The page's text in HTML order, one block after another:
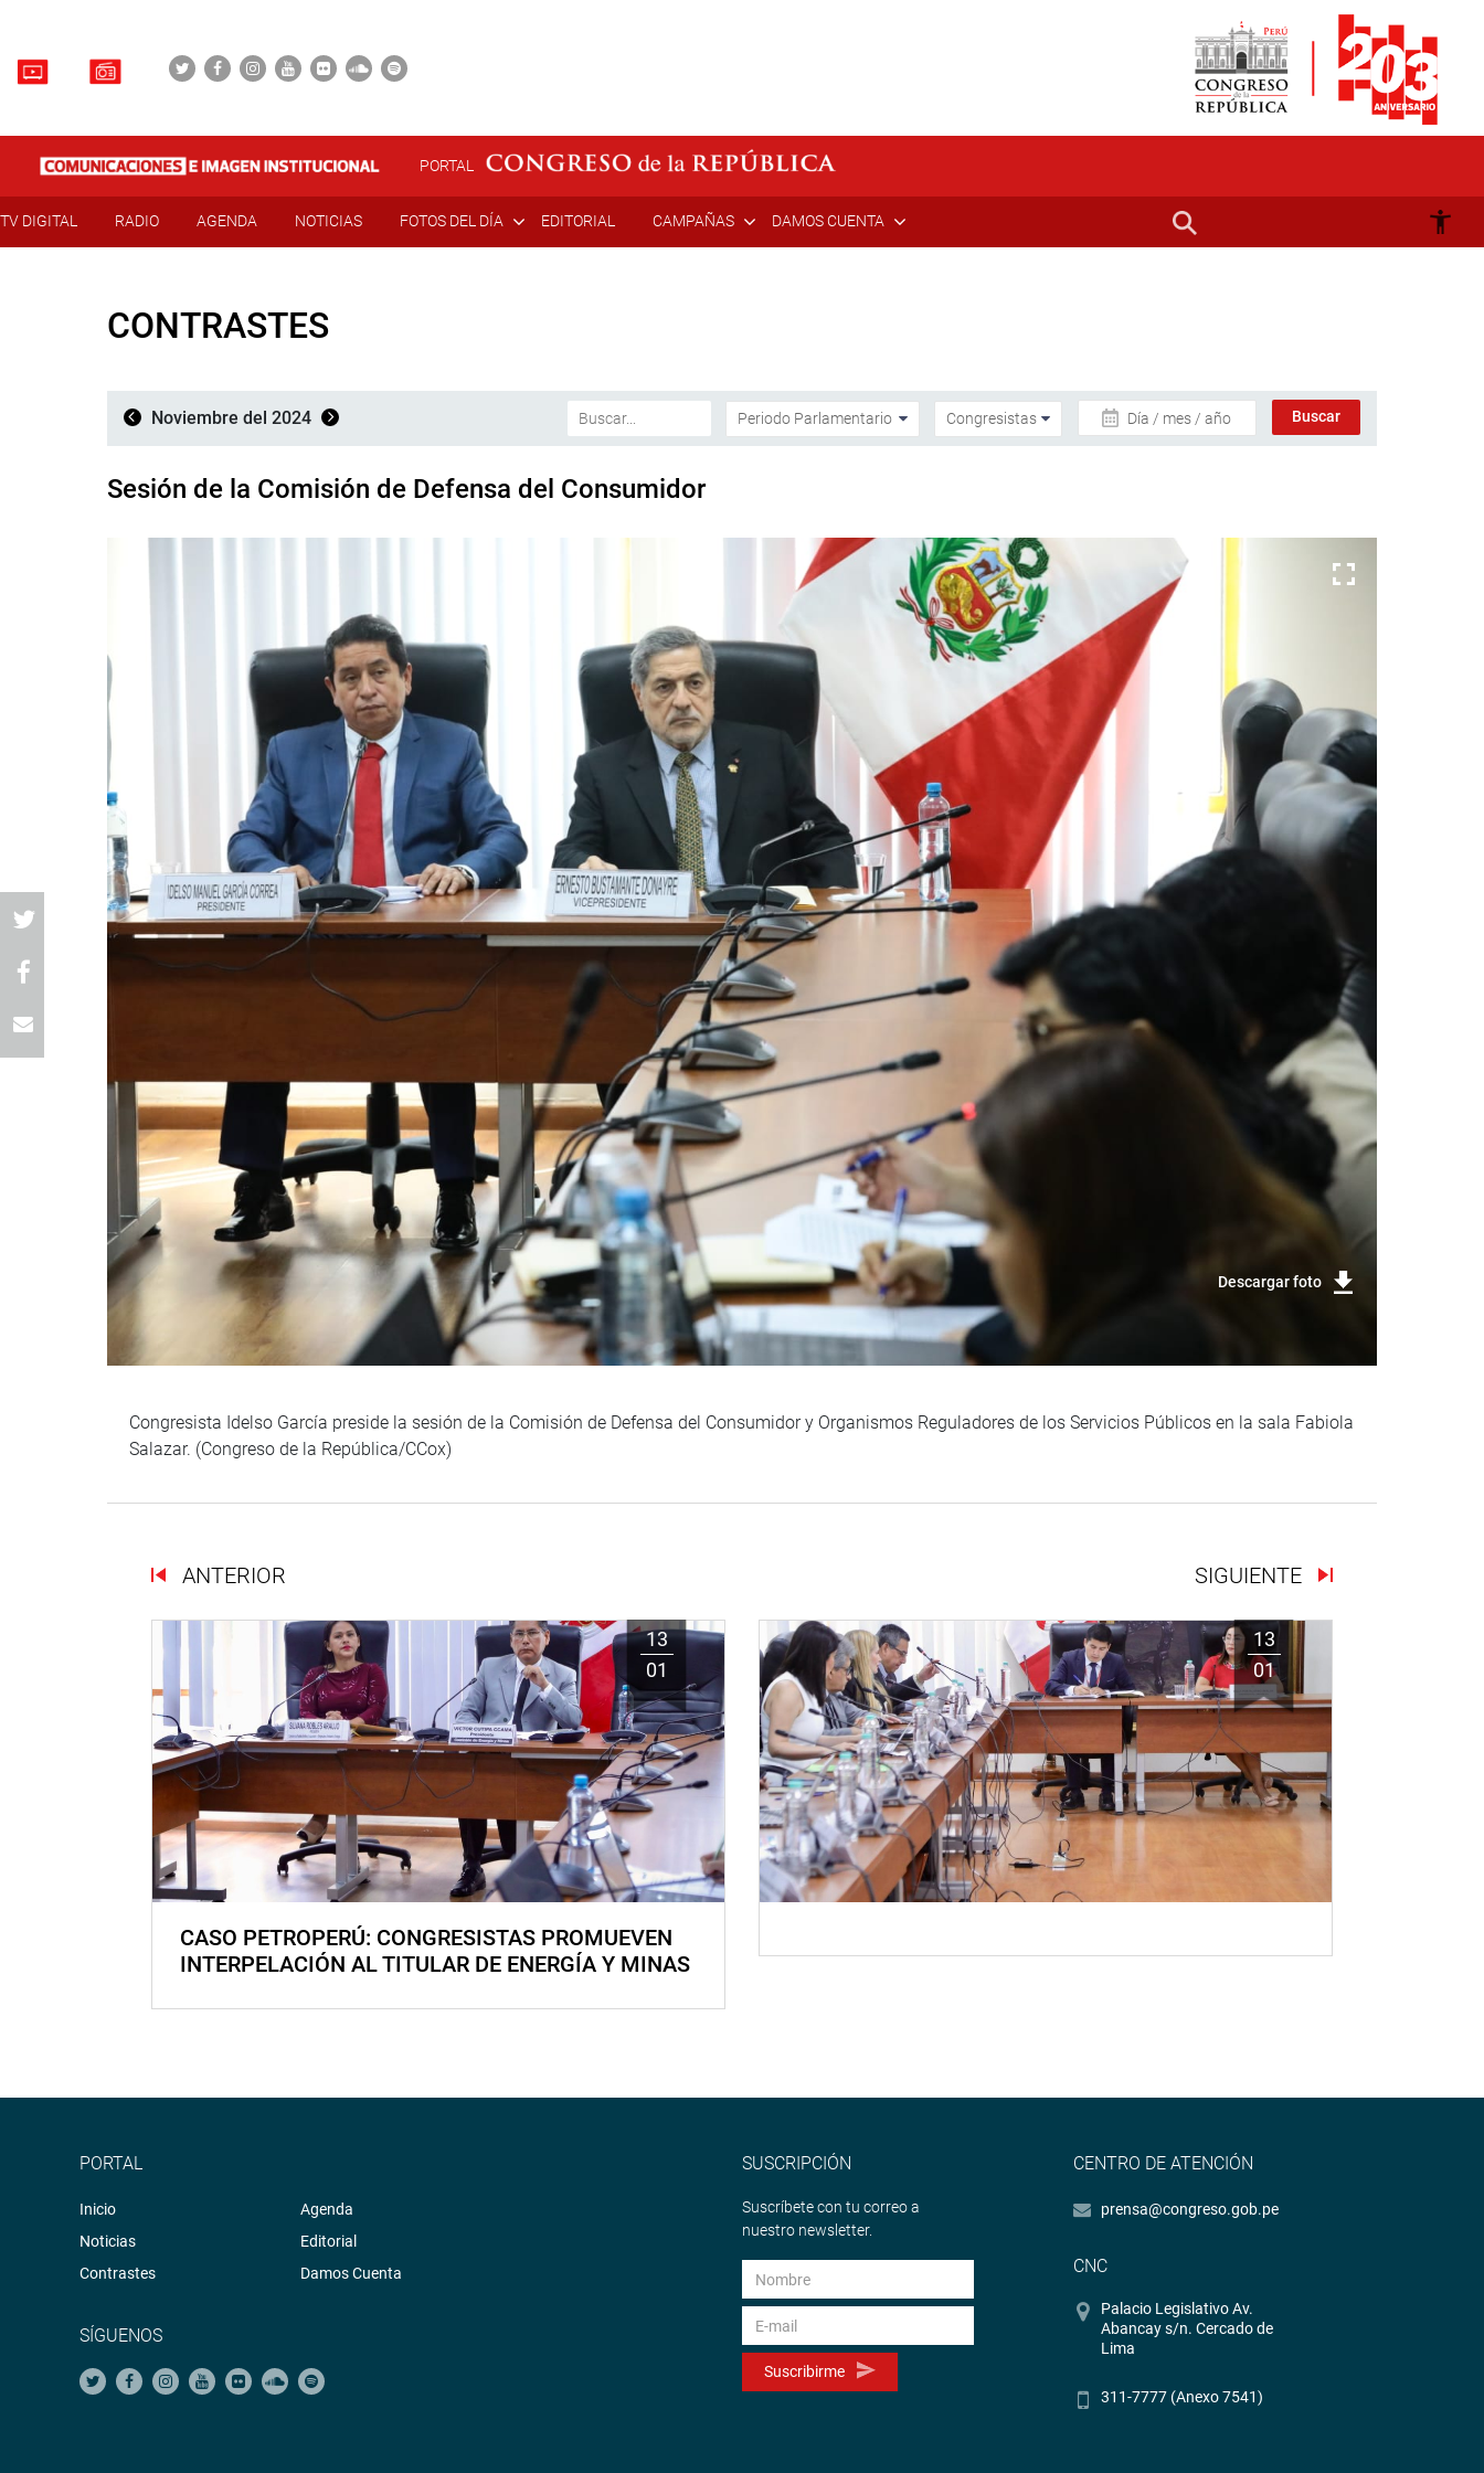
PORTAL
TV DIGITAL RADIO AGENDA NOTICIAS FOTOS DEL DÍA EDITORIAL CAMPAÑAS DAMOS CUENTA
CONTRASTES
Noviembre del 2024 Día / mes / año
Sesión de la Comisión de Defensa del Consumidor
Descargar foto
Congresista Idelso García preside la sesión de la Comisión de Defensa del Consumidor y Organismos Reguladores de los Servicios Públicos en la sala Fabiola
Salazar. (Congreso de la República/CCox)
ANTERIOR SIGUIENTE
13
01
CASO PETROPERÚ: CONGRESISTAS PROMUEVEN
INTERPELACIÓN AL TITULAR DE ENERGÍA Y MINAS
13
01
PORTAL
Inicio
Noticias
Contrastes
Agenda
Editorial
Damos Cuenta
SÍGUENOS
SUSCRIPCIÓN
Suscríbete con tu correo a
nuestro newsletter.
Suscribirme
CENTRO DE ATENCIÓN
prensa@congreso.gob.pe
CNC
Palacio Legislativo Av.
Abancay s/n. Cercado de
Lima
311-7777 (Anexo 7541)